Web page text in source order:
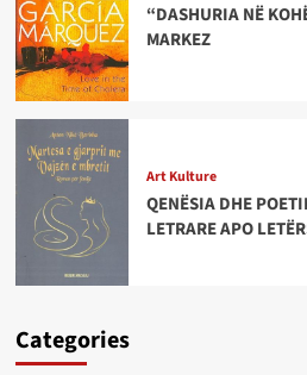
“DASHURIA NË
MARKEZ
Art Kulture
QENËSIA DHE
LETRARE APO
Categories